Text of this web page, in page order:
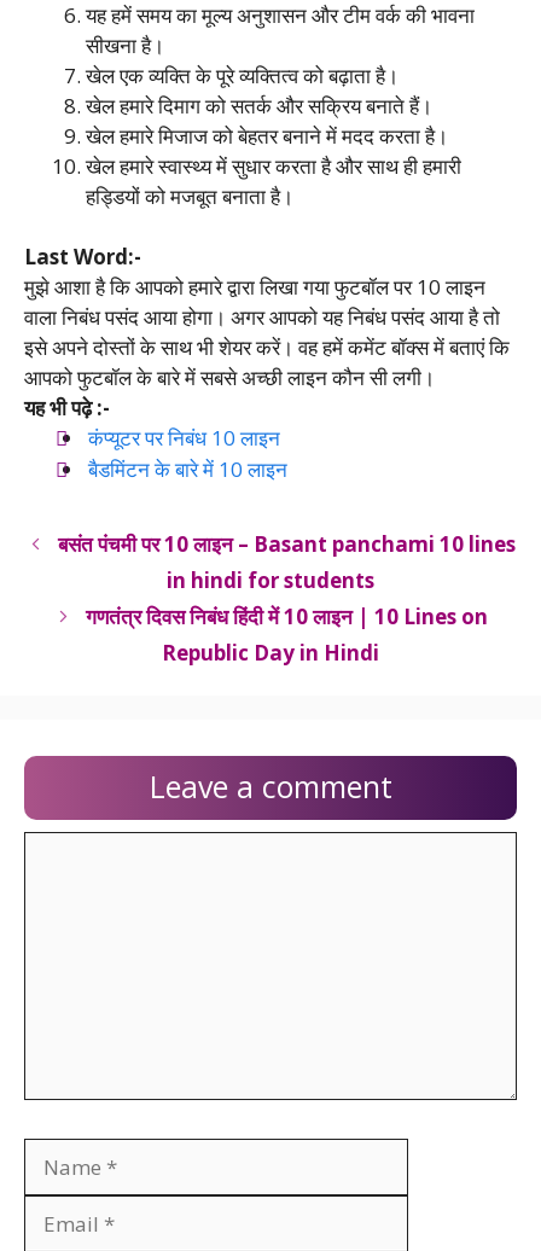
यह हमें समय का मूल्य अनुशासन और टीम वर्क की भावना
सीखना है।
खेल एक व्यक्ति के पूरे व्यक्तित्व को बढ़ाता है।
खेल हमारे दिमाग को सतर्क और सक्रिय बनाते हैं।
खेल हमारे मिजाज को बेहतर बनाने में मदद करता है।
खेल हमारे स्वास्थ्य में सुधार करता है और साथ ही हमारी
हड्डियों को मजबूत बनाता है।
Last Word:-
मुझे आशा है कि आपको हमारे द्वारा लिखा गया फुटबॉल पर 10 लाइन
वाला निबंध पसंद आया होगा। अगर आपको यह निबंध पसंद आया है तो
इसे अपने दोस्तों के साथ भी शेयर करें। वह हमें कमेंट बॉक्स में बताएं कि
आपको फुटबॉल के बारे में सबसे अच्छी लाइन कौन सी लगी।
यह भी पढ़े :-
कंप्यूटर पर निबंध 10 लाइन
बैडमिंटन के बारे में 10 लाइन
बसंत पंचमी पर 10 लाइन – Basant panchami 10 lines
in hindi for students
गणतंत्र दिवस निबंध हिंदी में 10 लाइन | 10 Lines on
Republic Day in Hindi
Leave a comment